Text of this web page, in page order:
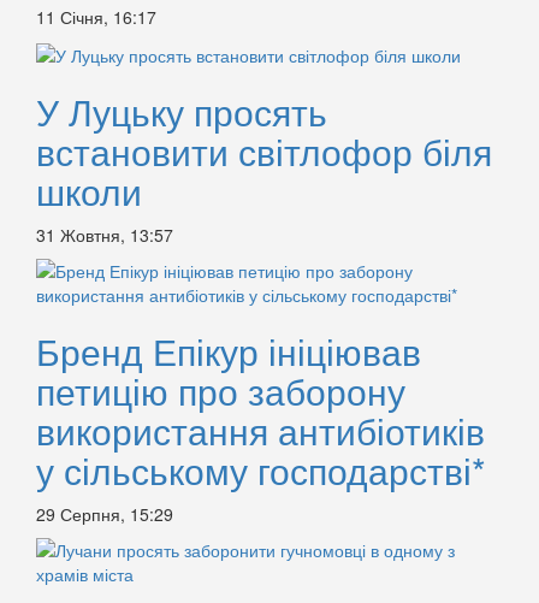
11 Січня, 16:17
У Луцьку просять
встановити світлофор біля
школи
31 Жовтня, 13:57
Бренд Епікур ініціював
петицію про заборону
використання антибіотиків
у сільському господарстві*
29 Серпня, 15:29